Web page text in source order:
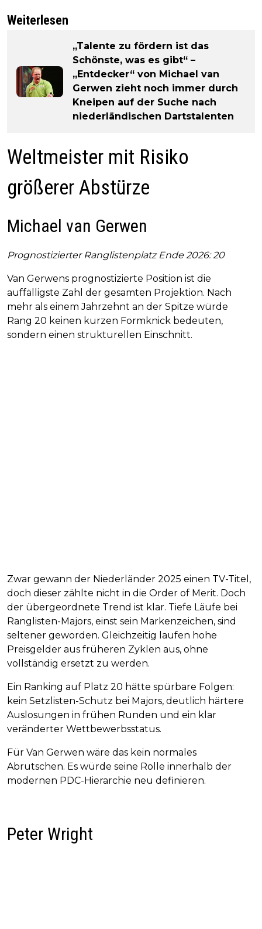
Weiterlesen
„Talente zu fördern ist das
Schönste, was es gibt“ –
„Entdecker“ von Michael van
Gerwen zieht noch immer durch
Kneipen auf der Suche nach
niederländischen Dartstalenten
Weltmeister mit Risiko
größerer Abstürze
Michael van Gerwen
Prognostizierter Ranglistenplatz Ende 2026: 20
Van Gerwens prognostizierte Position ist die
auffälligste Zahl der gesamten Projektion. Nach
mehr als einem Jahrzehnt an der Spitze würde
Rang 20 keinen kurzen Formknick bedeuten,
sondern einen strukturellen Einschnitt.
Zwar gewann der Niederländer 2025 einen TV-Titel,
doch dieser zählte nicht in die Order of Merit. Doch
der übergeordnete Trend ist klar. Tiefe Läufe bei
Ranglisten-Majors, einst sein Markenzeichen, sind
seltener geworden. Gleichzeitig laufen hohe
Preisgelder aus früheren Zyklen aus, ohne
vollständig ersetzt zu werden.
Ein Ranking auf Platz 20 hätte spürbare Folgen:
kein Setzlisten-Schutz bei Majors, deutlich härtere
Auslosungen in frühen Runden und ein klar
veränderter Wettbewerbsstatus.
Für Van Gerwen wäre das kein normales
Abrutschen. Es würde seine Rolle innerhalb der
modernen PDC-Hierarchie neu definieren.
Peter Wright